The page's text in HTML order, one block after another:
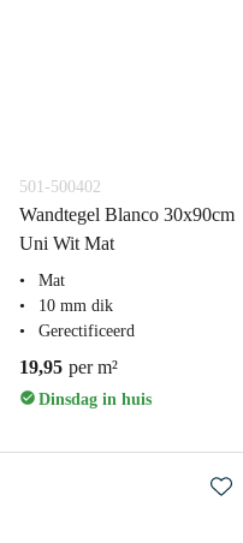
501-500402
Wandtegel Blanco 30x90cm
Uni Wit Mat
Mat
10 mm dik
Gerectificeerd
19,95 per m²
Dinsdag in huis